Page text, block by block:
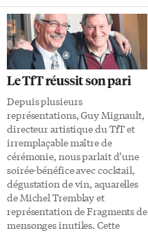
proximité du bassin Louise et
de sa marina. Si vous avez le
goût de vous évader vers un
lieu d’atmosphère le temps
d’une fin de semaine, la rue
Saint-Paul et ses alentours vous
régaleront. Commencez par
vous installer à l’hôtel Le Saint-
Paul (229 rue Saint-Paul),
aménagé dans un ancien
bâtiment du […]
Le TfT réussit son pari
Depuis plusieurs
représentations, Guy Mignault,
directeur artistique du TfT et
irremplaçable maître de
cérémonie, nous parlait d’une
soirée-bénéfice avec cocktail,
dégustation de vin, aquarelles
de Michel Tremblay et
représentation de Fragments de
mensonges inutiles. Cette